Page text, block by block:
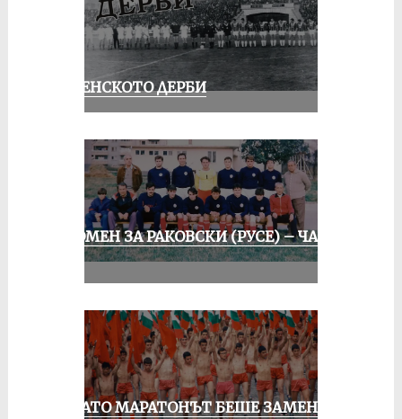
РУСЕНСКОТО ДЕРБИ
СПОМЕН ЗА РАКОВСКИ (РУСЕ) – ЧАСТ
КОГАТО МАРАТОНЪТ БЕШЕ ЗАМЕНЕН